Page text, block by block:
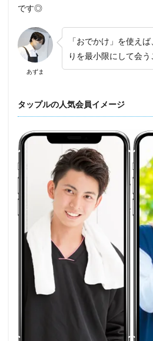
です◎
あずま
「おでかけ」を使え
りを最小限にして会う
タップルの人気会員イメージ